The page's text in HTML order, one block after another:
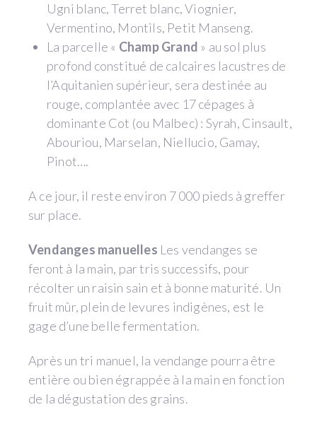
Ugni blanc, Terret blanc, Viognier,
Vermentino, Montils, Petit Manseng.
La parcelle « Champ Grand » au sol plus
profond constitué de calcaires lacustres de
l’Aquitanien supérieur, sera destinée au
rouge, complantée avec 17 cépages à
dominante Cot (ou Malbec) : Syrah, Cinsault,
Abouriou, Marselan, Niellucio, Gamay,
Pinot….
A ce jour, il reste environ 7 000 pieds à greffer
sur place.
Vendanges manuelles Les vendanges se
feront à la main, par tris successifs, pour
récolter un raisin sain et à bonne maturité. Un
fruit mûr, plein de levures indigènes, est le
gage d’une belle fermentation.
Après un tri manuel, la vendange pourra être
entière ou bien égrappée à la main en fonction
de la dégustation des grains.